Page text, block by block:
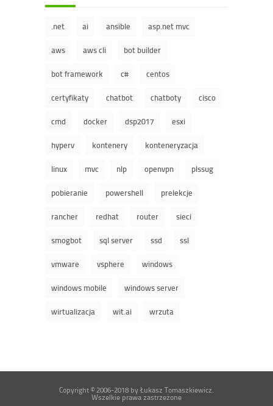
.net ai ansible asp.net mvc
aws aws cli bot builder
bot framework c# centos
certyfikaty chatbot chatboty cisco
cmd docker dsp2017 esxi
hyperv kontenery konteneryzacja
linux mvc nlp openvpn plssug
pobieranie powershell prelekcje
rancher redhat router sieci
smogbot sql server ssd ssl
vmware vsphere windows
windows mobile windows server
wirtualizacja wit.ai wrzuta
Copyright © 2006-2018 by Łukasz Tomaszkiewicz.
Wszelkie prawa zastrzeżone